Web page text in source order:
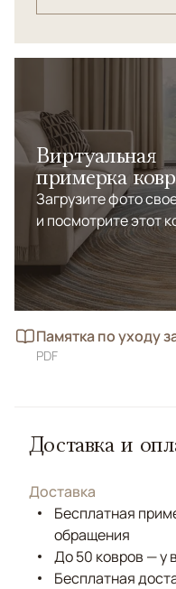
Виртуальная
примерка
Загрузите фото
и посмотрите этот
Памятка по уходу
PDF
Доставка и
Доставка
Бесплатная
обращения
До 50 ковров — у
Бесплатная